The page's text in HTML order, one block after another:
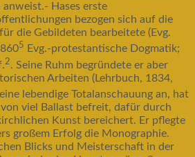
Hases erste
bezogen sich auf die
die Gebildeten bearbeitete (Evg.
5 Evg.-protestantische Dogmatik;
2. Seine Ruhm begründete er aber
Arbeiten (Lehrbuch, 1834,
lebendige Totalanschauung an, hat
viel Ballast befreit, dafür durch
Kunst bereichert. Er pflegte
großem Erfolg die Monographie.
Blicks und Meisterschaft in der